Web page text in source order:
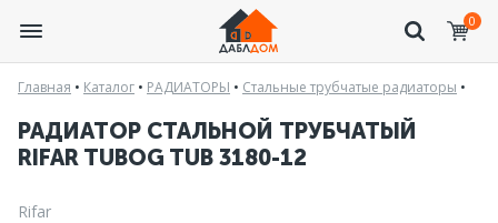
0
Главная • Каталог • РАДИАТОРЫ • Стальные трубчатые радиаторы •
РАДИАТОР СТАЛЬНОЙ ТРУБЧАТЫЙ
RIFAR TUBOG TUB 3180-12
Rifar